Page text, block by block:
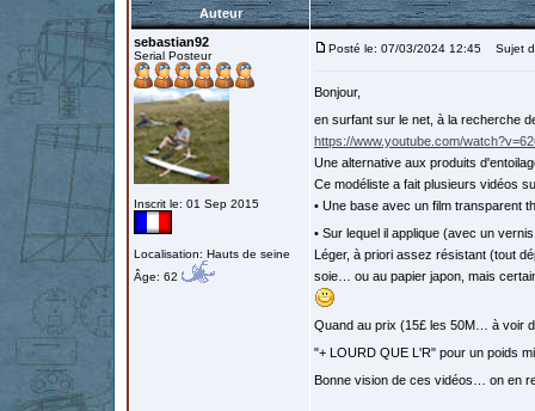
Auteur
sebastian92
Serial Posteur
Inscrit le: 01 Sep 2015
Localisation: Hauts de seine
Âge: 62
Posté le: 07/03/2024 12:45 Sujet
Bonjour,
en surfant sur le net, à la recherche
https://www.youtube.com/
Une alternative aux produits
Ce modéliste a fait plusieurs vidéos
• Une base avec un film transparent
• Sur lequel il applique (avec un
Léger, à priori assez résistant (tout
soie… ou au papier japon, mais
Quand au prix (15£ les 50M… à voir
"+ LOURD QUE L'R" pour un poids
Bonne vision de ces vidéos… on en